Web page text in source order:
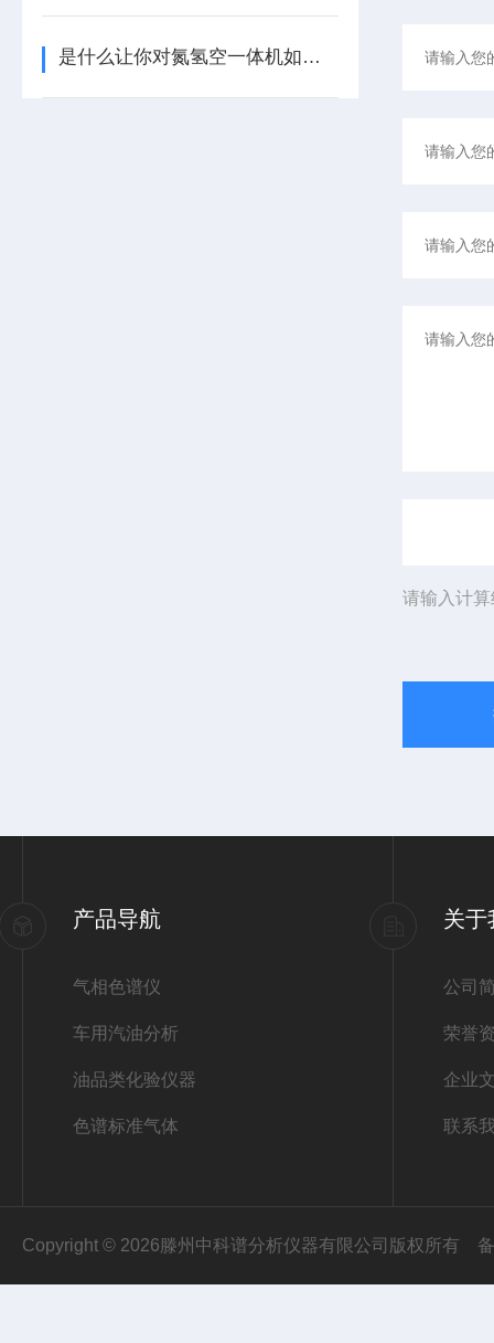
是什么让你对氮氢空一体机如此看好的
请输入计
产品导航
气相色谱仪
车用汽油分析
油品类化验仪器
色谱标准气体
关于
公司
荣誉
企业
联系
Copyright © 2026滕州中科谱分析仪器有限公司版权所有